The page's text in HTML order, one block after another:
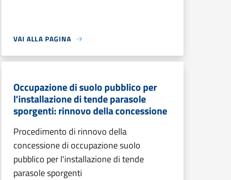
VAI ALLA PAGINA
Occupazione di suolo pubblico per
l'installazione di tende parasole
sporgenti: rinnovo della concessione
Procedimento di rinnovo della
concessione di occupazione suolo
pubblico per l'installazione di tende
parasole sporgenti